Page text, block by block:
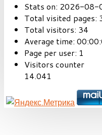
Stats on: 2026-08-
Total visited pages:
Total visitors: 34
Average time:
Page per user: 1
Visitors counter
14.041